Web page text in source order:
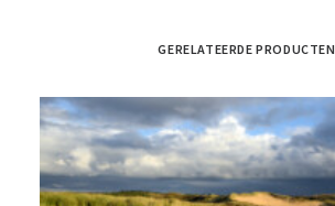
GERELATEERDE PRODUCTEN